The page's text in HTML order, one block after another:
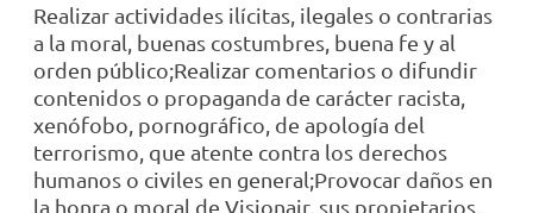
Realizar actividades ilícitas, ilegales o contrarias
a la moral, buenas costumbres, buena fe y al
orden público;Realizar comentarios o difundir
contenidos o propaganda de carácter racista,
xenófobo, pornográfico, de apología del
terrorismo, que atente contra los derechos
humanos o civiles en general;Provocar daños en
la honra o moral de Visionair, sus propietarios,